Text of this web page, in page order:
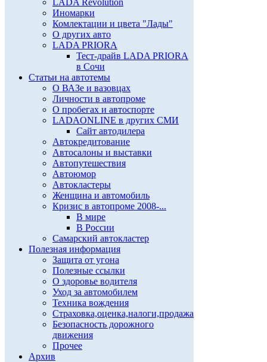
LADA Revolution
Иномарки
Комлектации и цвета "Лады"
О других авто
LADA PRIORA
Тест-драйв LADA PRIORA
в Сочи
Статьи на автотемы
О ВАЗе и вазовцах
Личности в автопроме
О пробегах и автоспорте
LADAONLINE в других СМИ
Сайт автодилера
Автокредитование
Автосалоны и выставки
Автопутешествия
Автоюмор
Автокластеры
Женщина и автомобиль
Кризис в автопроме 2008-...
В мире
В России
Самарский автокластер
Полезная информация
Защита от угона
Полезные ссылки
О здоровье водителя
Уход за автомобилем
Техника вождения
Страховка,оценка,налоги,продажа
Безопасность дорожного
движения
Прочее
Архив